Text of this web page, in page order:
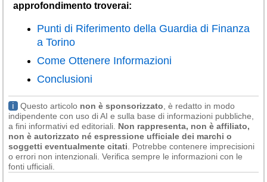
approfondimento troverai:
Punti di Riferimento della Guardia di Finanza
a Torino
Come Ottenere Informazioni
Conclusioni
ℹ Questo articolo non è sponsorizzato , è redatto in modo
indipendente con uso di AI e sulla base di informazioni pubbliche,
a fini informativi ed editoriali. Non rappresenta, non è affiliato,
non è autorizzato né espressione ufficiale dei marchi o
soggetti eventualmente citati . Potrebbe contenere imprecisioni
o errori non intenzionali. Verifica sempre le informazioni con le
fonti ufficiali.
Emilia - Romagna(227)
Friuli - Venezia Giulia
Lazio (318)
Liguria(190)
Lombardia(177)
Marche(242)
Molise(38)
Piemonte(117)